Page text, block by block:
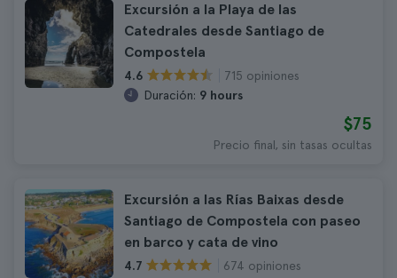
Excursión a la Playa de las
Catedrales desde Santiago de
Compostela
4.6
715 opiniones
Duración: 9 hours
$75
Precio final, sin tasas ocultas
Excursión a las Rías Baixas desde
Santiago de Compostela con paseo
en barco y cata de vino
4.7 674 opiniones